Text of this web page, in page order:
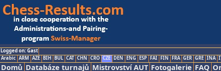
Logged on: Gast
Arabic ARM AZE BIH BUL CAT CHN CRO CZE DEN ENG ESP FAI FIN FRA GER GRE INA
Domů Databáze turnajů Mistrovství AUT Fotogalerie FAQ